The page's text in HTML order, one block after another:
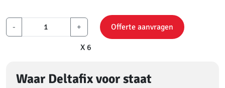
- +
X 6
Offerte aanvragen
Waar Deltafix voor staat